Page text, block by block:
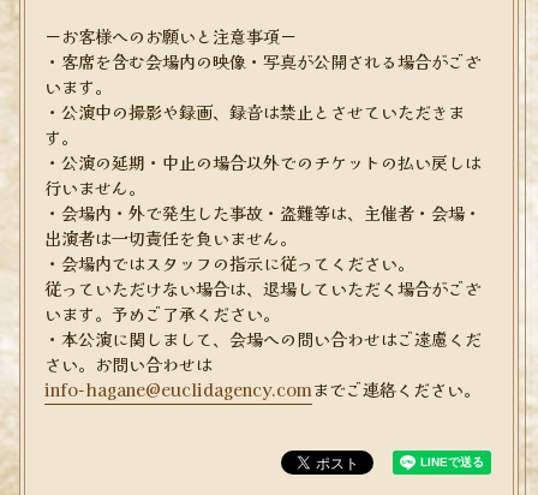
ーお客様へのお願いと注意事項ー
・客席を含む会場内の映像・写真が公開される場合がござ
います。
・公演中の撮影や録画、録音は禁止とさせていただきま
す。
・公演の延期・中止の場合以外でのチケットの払い戻しは
行いません。
・会場内・外で発生した事故・盗難等は、主催者・会場・
出演者は一切責任を負いません。
・会場内ではスタッフの指示に従ってください。
従っていただけない場合は、退場していただく場合がござ
います。予めご了承ください。
・本公演に関しまして、会場への問い合わせはご遠慮くだ
さい。お問い合わせは
info-hagane@euclidagency.comまでご連絡ください。